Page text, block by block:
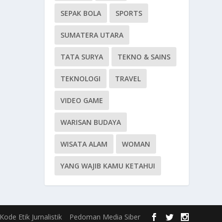
SEPAK BOLA SPORTS
SUMATERA UTARA
TATA SURYA TEKNO & SAINS
TEKNOLOGI TRAVEL
VIDEO GAME
WARISAN BUDAYA
WISATA ALAM WOMAN
YANG WAJIB KAMU KETAHUI
Kode Etik Jurnalistik Pedoman Media Siber